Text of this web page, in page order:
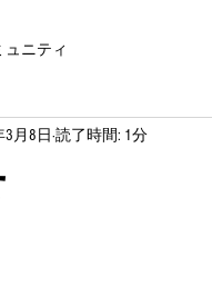
ュニティ
3月8日 読了時間: 1分